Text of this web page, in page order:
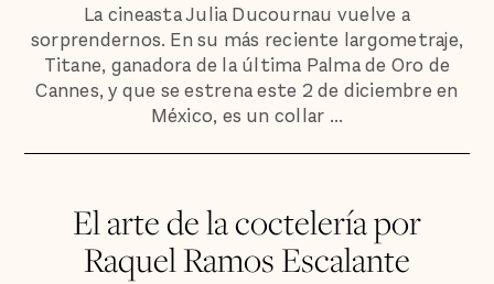
La cineasta Julia Ducournau vuelve a
sorprendernos. En su más reciente largometraje,
Titane, ganadora de la última Palma de Oro de
Cannes, y que se estrena este 2 de diciembre en
México, es un collar ...
El arte de la coctelería por
Raquel Ramos Escalante